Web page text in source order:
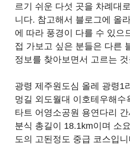
르기 쉬운 다섯 곳을 차례대
니다. 참고해서 블로그에 올
에 따라 풍경이 다를 수 있으
접 가보고 싶은 분들은 다른
정보를 찾아보면서 고르는
광령 제주원도심 올레 광령1
멍길 외도월대 이호테우해수
타트 어영소공원 용연다리
분식 총길이 18.1km이며 소
도의 고된정도 중급 코스입